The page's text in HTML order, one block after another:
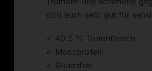
sich auch sehr gut für
✓ 40.5 % Trutenfleisch
✓ Monoprotein
✓ Glutenfrei